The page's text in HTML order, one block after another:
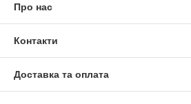
Про нас
Контакти
Доставка та оплата